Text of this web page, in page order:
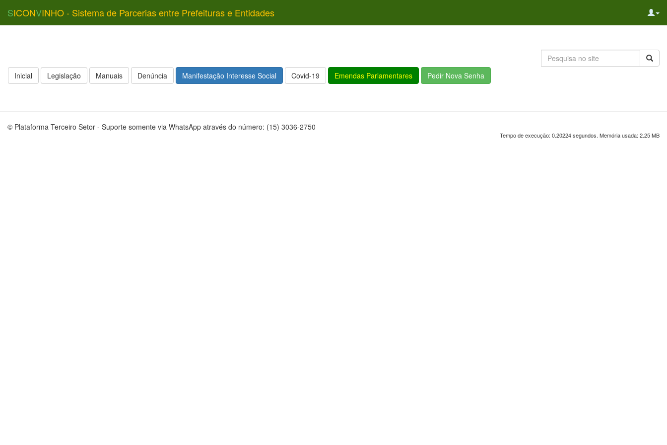
SICONVINHO - Sistema de Parcerias entre Prefeituras e Entidades
Inicial Legislação Manuais Denúncia Manifestação Interesse Social Covid-19 Emendas Parlamentares Pedir Nova Senha
© Plataforma Terceiro Setor - Suporte somente via WhatsApp através do número: (15) 3036-2750
Tempo de execução: 0.20224 segundos. Memória usada: 2.25 MB